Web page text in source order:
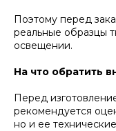
Поэтому перед
реальные образцы
освещении.
На что обратить
Перед
рекомендуется
но и ее